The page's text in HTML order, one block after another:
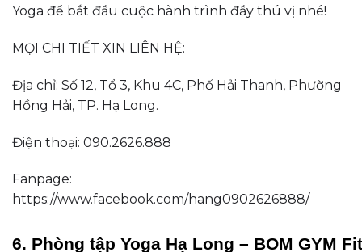
Yoga để bắt đầu cuộc hành trình đầy thú vị nhé!
MỌI CHI TIẾT XIN LIÊN HỆ:
Địa chỉ: Số 12, Tổ 3, Khu 4C, Phố Hải Thanh, Phường
Hồng Hải, TP. Hạ Long.
Điện thoại: 090.2626.888
Fanpage:
https://www.facebook.com/hang0902626888/
6. Phòng tập Yoga Hạ Long – BOM GYM